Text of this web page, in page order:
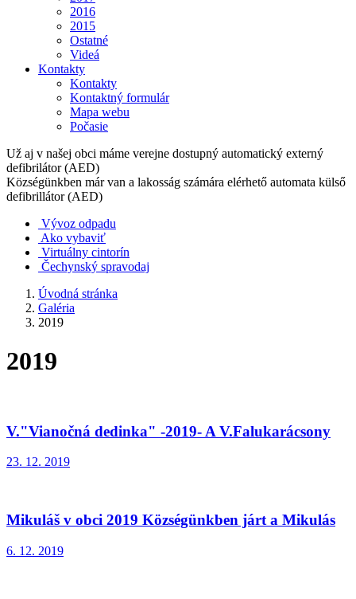
2016
2015
Ostatné
Videá
Kontakty
Kontakty
Kontaktný formulár
Mapa webu
Počasie
Už aj v našej obci máme verejne dostupný automatický externý
defibrilátor (AED)
Községünkben már van a lakosság számára elérhető automata külső
defibrillátor (AED)
Vývoz odpadu
Ako vybaviť
Virtuálny cintorín
Čechynský spravodaj
Úvodná stránka
Galéria
2019
2019
V."Vianočná dedinka" -2019- A V.Falukarácsony
23. 12. 2019
Mikuláš v obci 2019 Községünkben járt a Mikulás
6. 12. 2019